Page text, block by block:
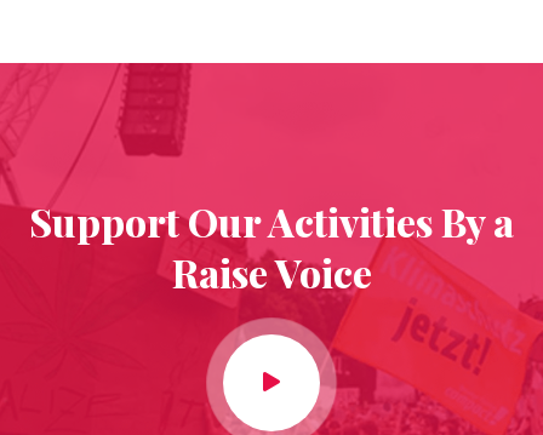
Support Our Activities By a
Raise Voice